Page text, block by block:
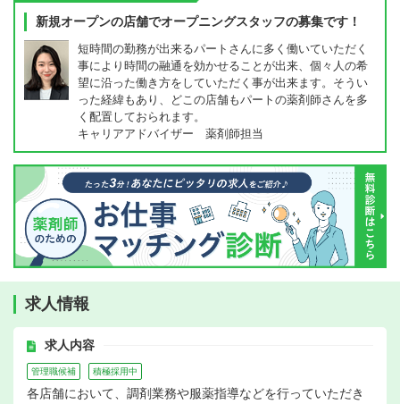
新規オープンの店舗でオープニングスタッフの募集です！
短時間の勤務が出来るパートさんに多く働いていただく
事により時間の融通を効かせることが出来、個々人の希
望に沿った働き方をしていただく事が出来ます。そうい
った経緯もあり、どこの店舗もパートの薬剤師さんを多
く配置しておられます。
キャリアアドバイザー 薬剤師担当
求人情報
求人内容
管理職候補 積極採用中
各店舗において、調剤業務や服薬指導などを行っていただき